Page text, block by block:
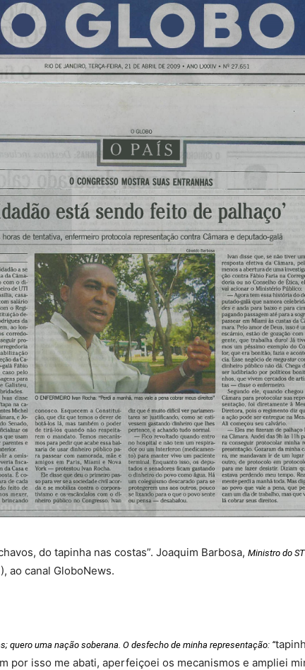
do tapinha nas costas”. Joaquim Barbosa, Ministro do
ao canal GloboNews.
quero uma nação soberana. O desfecho de minha representação: “
por isso me abati, aperfeiçoei os mecanismos e ampliei